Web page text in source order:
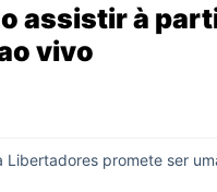
assistir à
vivo
promete ser